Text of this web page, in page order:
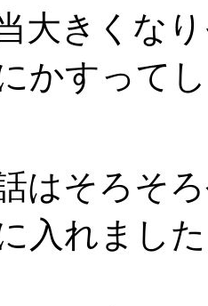
大きくな
かすって
はそろそ
入れまし